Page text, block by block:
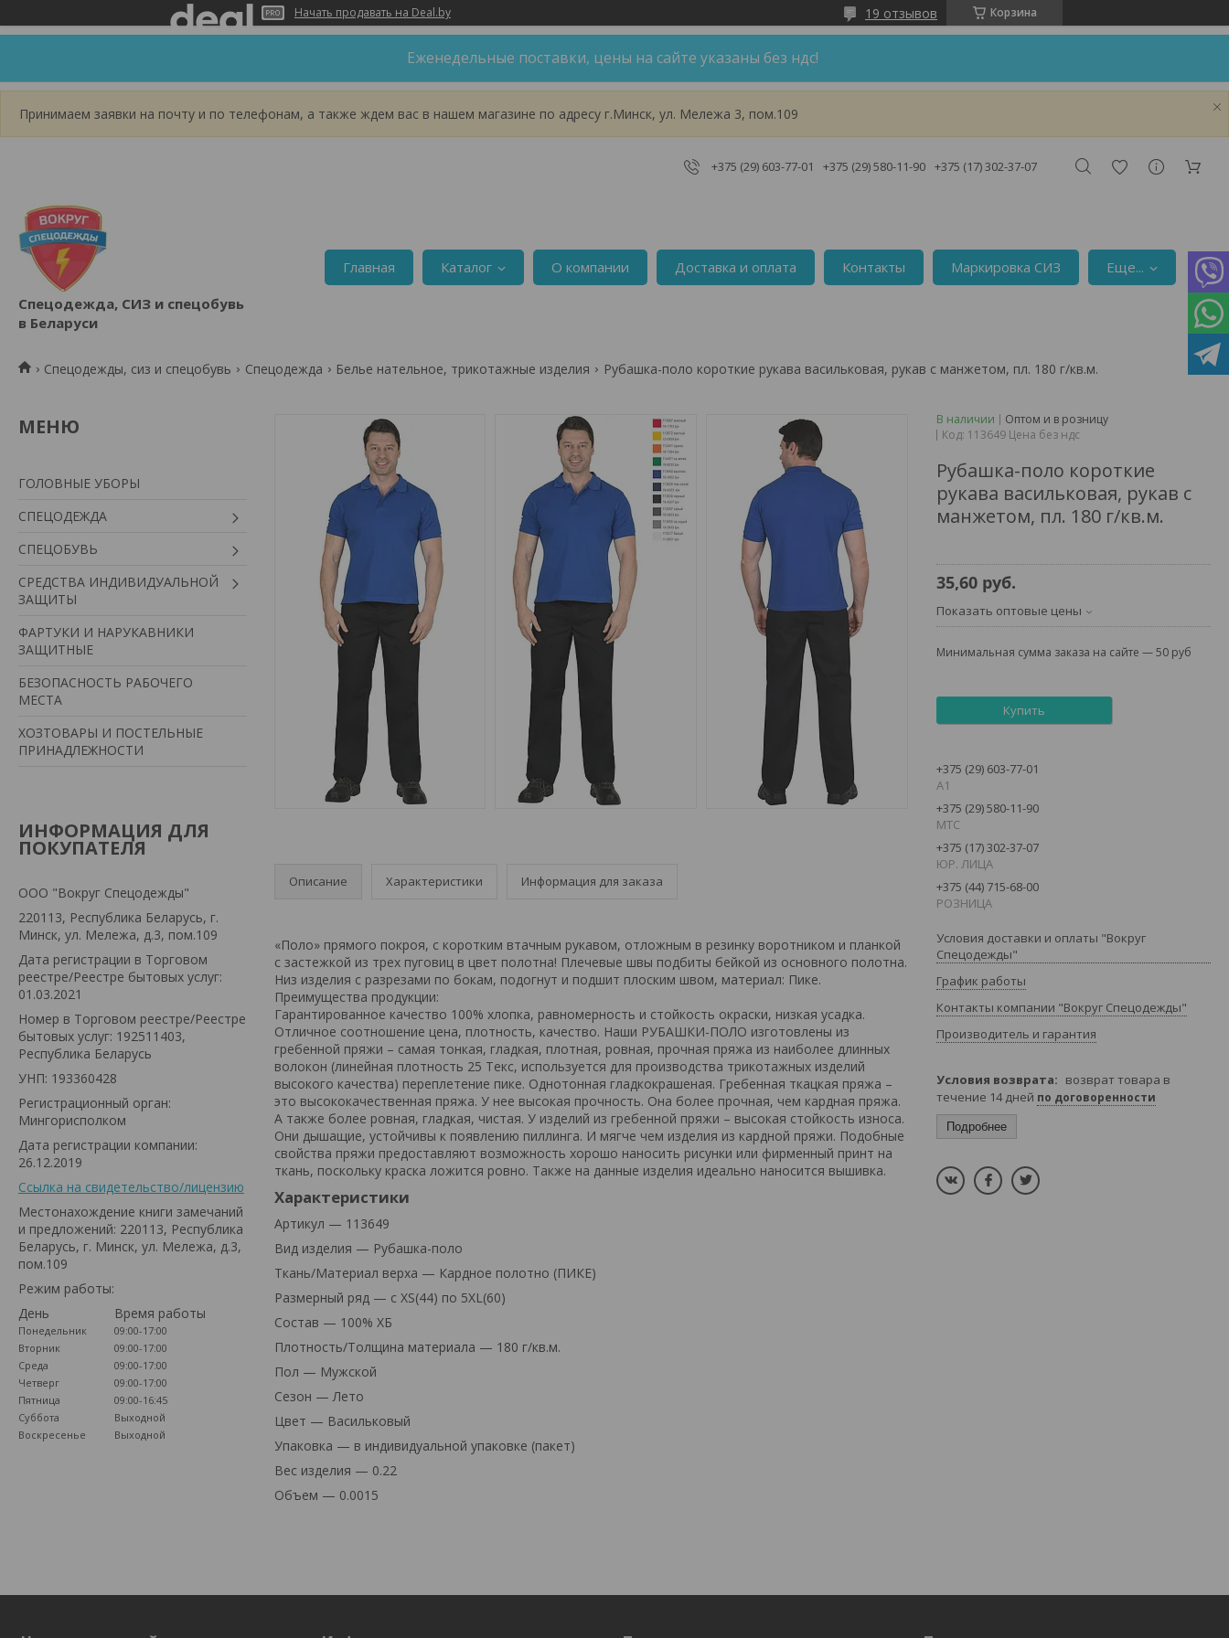
Начать продавать на Deal.by Корзина
19 отзывов
Еженедельные поставки, цены на сайте указаны без ндс!
Принимаем заявки на почту и по телефонам, а также ждем вас в нашем магазине по адресу г.Минск, ул. Мележа 3, пом.109
+375 (29) 603-77-01 +375 (29) 580-11-90 +375 (17) 302-37-07
Спецодежда, СИЗ и спецобувь
в Беларуси
Главная Каталог О компании Доставка и оплата Контакты Маркировка СИЗ Еще...
Спецодежды, сиз и спецобувь Спецодежда Белье нательное, трикотажные изделия Рубашка-поло короткие рукава васильковая, рукав с манжетом, пл. 180 г/кв.м.
ГОЛОВНЫЕ УБОРЫ
СПЕЦОДЕЖДА
СПЕЦОБУВЬ
СРЕДСТВА ИНДИВИДУАЛЬНОЙ
ЗАЩИТЫ
ФАРТУКИ И НАРУКАВНИКИ
ЗАЩИТНЫЕ
БЕЗОПАСНОСТЬ РАБОЧЕГО
МЕСТА
ХОЗТОВАРЫ И ПОСТЕЛЬНЫЕ
ПРИНАДЛЕЖНОСТИ
ИНФОРМАЦИЯ ДЛЯ
ПОКУПАТЕЛЯ
ООО "Вокруг Спецодежды"
220113, Республика Беларусь, г.
Минск, ул. Мележа, д.3, пом.109
Дата регистрации в Торговом
реестре/Реестре бытовых услуг:
01.03.2021
Номер в Торговом реестре/Реестре
бытовых услуг: 192511403,
Республика Беларусь
УНП: 193360428
Регистрационный орган:
Мингорисполком
Дата регистрации компании:
26.12.2019
Ссылка на свидетельство/лицензию
Местонахождение книги замечаний
и предложений: 220113, Республика
Беларусь, г. Минск, ул. Мележа, д.3,
пом.109
Режим работы:
День
Время работы
Понедельник
09:00-17:00
Вторник
09:00-17:00
Среда
09:00-17:00
Четверг
09:00-17:00
Пятница
09:00-16:45
Суббота
Выходной
Воскресенье
Выходной
Описание Характеристики Информация для заказа
«Поло» прямого покроя, с коротким втачным рукавом, отложным в резинку воротником и планкой
с застежкой из трех пуговиц в цвет полотна! Плечевые швы подбиты бейкой из основного полотна.
Низ изделия с разрезами по бокам, подогнут и подшит плоским швом, материал: Пике.
Преимущества продукции:
Гарантированное качество 100% хлопка, равномерность и стойкость окраски, низкая усадка.
Отличное соотношение цена, плотность, качество. Наши РУБАШКИ-ПОЛО изготовлены из
гребенной пряжи – самая тонкая, гладкая, плотная, ровная, прочная пряжа из наиболее длинных
волокон (линейная плотность 25 Текс, используется для производства трикотажных изделий
высокого качества) переплетение пике. Однотонная гладкокрашеная. Гребенная ткацкая пряжа –
это высококачественная пряжа. У нее высокая прочность. Она более прочная, чем кардная пряжа.
А также более ровная, гладкая, чистая. У изделий из гребенной пряжи – высокая стойкость износа.
Они дышащие, устойчивы к появлению пиллинга. И мягче чем изделия из кардной пряжи. Подобные
свойства пряжи предоставляют возможность хорошо наносить рисунки или фирменный принт на
ткань, поскольку краска ложится ровно. Также на данные изделия идеально наносится вышивка.
Характеристики
Артикул — 113649
Вид изделия — Рубашка-поло
Ткань/Материал верха — Кардное полотно (ПИКЕ)
Размерный ряд — с XS(44) по 5XL(60)
Состав — 100% ХБ
Плотность/Толщина материала — 180 г/кв.м.
Пол — Мужской
Сезон — Лето
Цвет — Васильковый
Упаковка — в индивидуальной упаковке (пакет)
Вес изделия — 0.22
Объем — 0.0015
В наличии
Оптом и в розницу
Код: 113649 Цена без ндс
Рубашка-поло короткие
рукава васильковая, рукав с
манжетом, пл. 180 г/кв.м.
35,60 руб.
Показать оптовые цены
Минимальная сумма заказа на сайте — 50 руб
Купить
+375 (29) 603-77-01
А1
+375 (29) 580-11-90
MTC
+375 (17) 302-37-07
ЮР. ЛИЦА
+375 (44) 715-68-00
РОЗНИЦА
Условия доставки и оплаты "Вокруг
Спецодежды"
График работы
Контакты компании "Вокруг Спецодежды"
Производитель и гарантия
возврат товара в
течение 14 дней по договоренности
Подробнее